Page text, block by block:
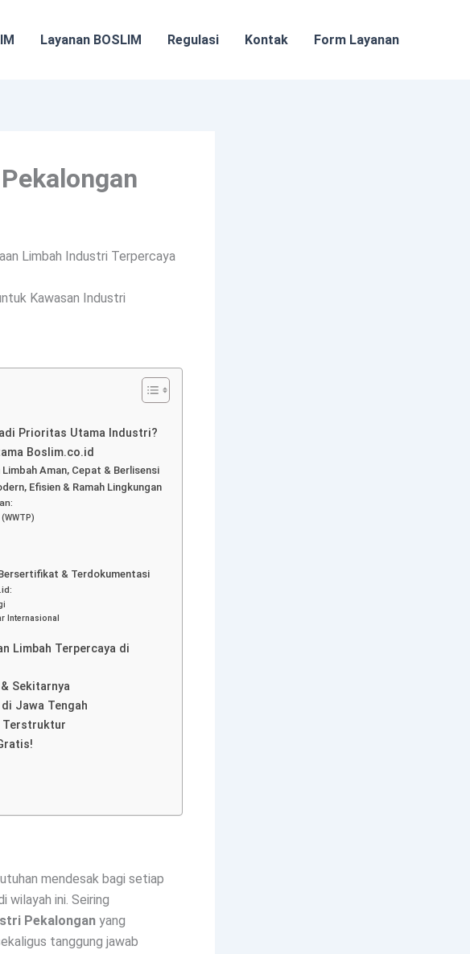
Layanan BOSLIM Regulasi Kontak Form Layanan
Limbah Industri Terpercaya
Kawasan Industri
Prioritas Utama Industri?
Boslim.co.id
Aman, Cepat & Berlisensi
Efisien & Ramah Lingkungan
& Terdokumentasi
Internasional
Limbah Terpercaya di
Sekitarnya
Jawa Tengah
Terstruktur
mendesak bagi setiap
wilayah ini. Seiring
Pekalongan yang
tanggung jawab